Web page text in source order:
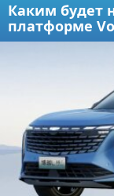
Каким будет
платформе